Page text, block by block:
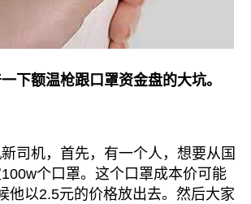
额温枪跟口罩资金盘的大坑。
机，首先，有一个人，想要从国
个口罩。这个口罩成本价可能
他以2.5元的价格放出去。然后大家